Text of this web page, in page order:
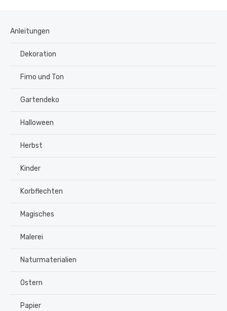
Anleitungen
Dekoration
Fimo und Ton
Gartendeko
Halloween
Herbst
Kinder
Korbflechten
Magisches
Malerei
Naturmaterialien
Ostern
Papier